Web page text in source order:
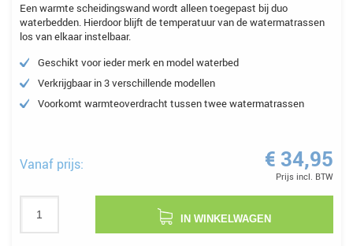
Een warmte scheidingswand wordt alleen toegepast bij duo
waterbedden. Hierdoor blijft de temperatuur van de watermatrassen
los van elkaar instelbaar.
Geschikt voor ieder merk en model waterbed
Verkrijgbaar in 3 verschillende modellen
Voorkomt warmteoverdracht tussen twee watermatrassen
Vanaf prijs: € 34,95
Prijs incl. BTW
IN WINKELWAGEN